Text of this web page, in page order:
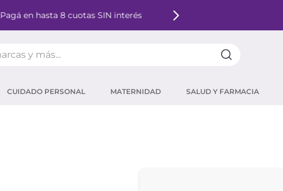
Pagá en hasta 8 cuotas SIN interés
CUIDADO PERSONAL MATERNIDAD SALUD Y FARMACIA